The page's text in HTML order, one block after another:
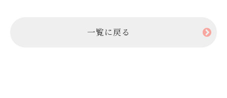
一覧に戻る